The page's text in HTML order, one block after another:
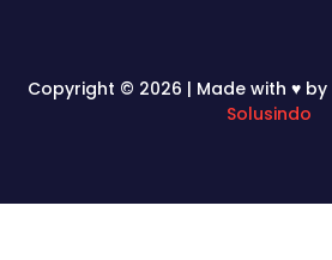
Copyright © 2026 | Made with ♥ by
Solusindo